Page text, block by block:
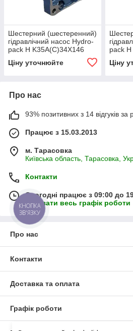
Шестерний (шестеренний)
гідравлічний насос Hydro-
pack H K35A(C)34X146
Ціну уточнюйте
pack
Ціну
Про нас
93% позитивних з 14 відгуків за
Працює з 15.03.2013
м. Тарасовка
Київська область, Тарасовка,
Контакти
Сьогодні працює з 09:00 до
Показати весь графік роботи
Про нас
Контакти
Доставка та оплата
Графік роботи
КНОПКА
ЗВ'ЯЗКУ